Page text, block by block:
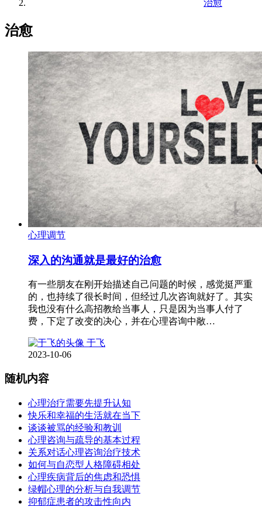
治愈
治愈
心理调节
深入的沟通就是最好的治愈
有一些朋友在刚开始描述自己问题的时候，感觉挺严重
的，也持续了很长时间，但经过几次咨询就好了。其实
我也没有什么高招教给当事人，只是因为当事人付了
费，下定了改变的决心，并在心理咨询中敞…
于飞
2023-10-06
随机内容
心理治疗需要先提升认知
快乐和幸福的生活就在当下
谈谈被骂的经验和教训
心理咨询与疏导的基本过程
关系对话心理咨询治疗技术
如何与自恋型人格障碍相处
心理疾病背后的焦虑和恐惧
绿帽心理的分析与自我调节
抑郁症患者的攻击性向内